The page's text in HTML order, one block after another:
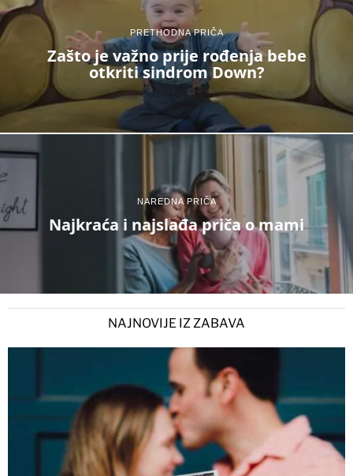
PRETHODNA PRIČA
Zašto je važno prije rođenja bebe
otkriti sindrom Down?
NAREDNA PRIČA
Najkraća i najslađa priča o mami
NAJNOVIJE IZ ZABAVA